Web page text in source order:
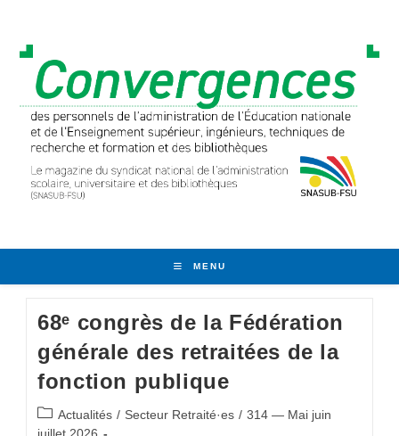
content
MENU
68ᵉ congrès de la Fédération
générale des retraitées de la
fonction publique
Post
category:
Actualités / Secteur Retraité·es / 314 — Mai juin